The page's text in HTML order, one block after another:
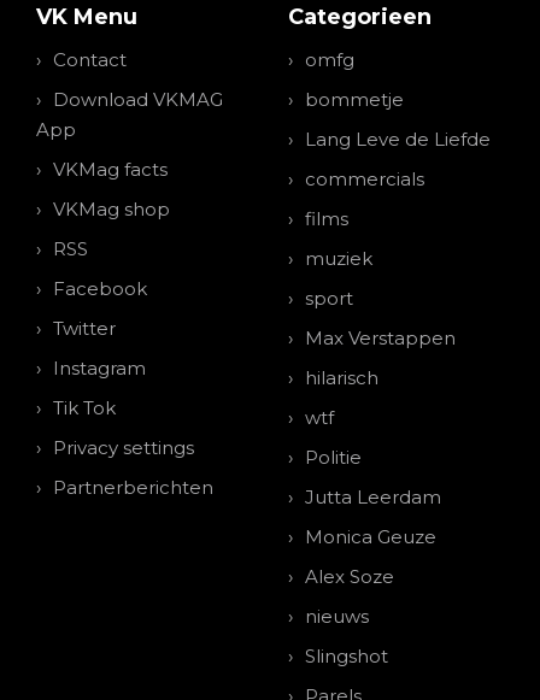
VK Menu
Contact
Download VKMAG
App
VKMag facts
VKMag shop
RSS
Facebook
Twitter
Instagram
Tik Tok
Privacy settings
Partnerberichten
Categorieen
omfg
bommetje
Lang Leve de Liefde
commercials
films
muziek
sport
Max Verstappen
hilarisch
wtf
Politie
Jutta Leerdam
Monica Geuze
Alex Soze
nieuws
Slingshot